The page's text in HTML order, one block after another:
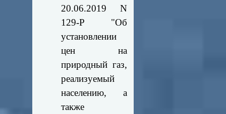
20.06.2019 N
129-Р "Об
установлении
цен на
природный газ,
реализуемый
населению, а
также